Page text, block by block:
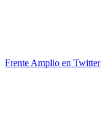
Frente Amplio en Twitter